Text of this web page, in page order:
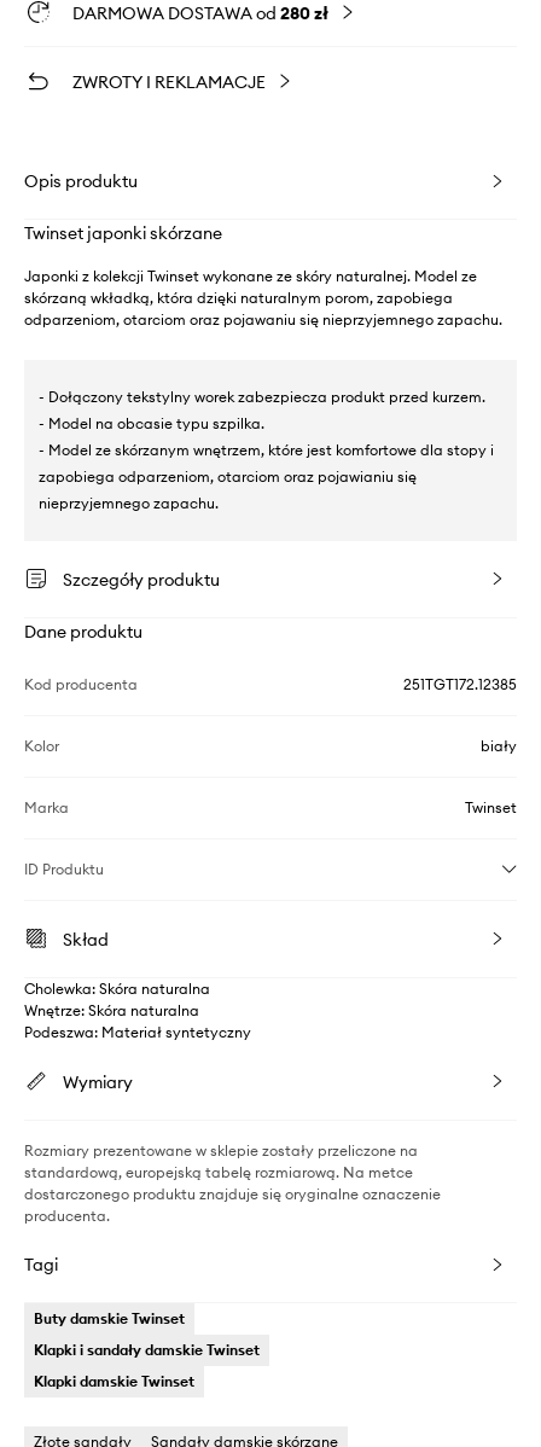
DARMOWA DOSTAWA od 280 zł
ZWROTY I REKLAMACJE
Opis produktu
Twinset japonki skórzane
Japonki z kolekcji Twinset wykonane ze skóry naturalnej. Model ze
skórzaną wkładką, która dzięki naturalnym porom, zapobiega
odparzeniom, otarciom oraz pojawaniu się nieprzyjemnego zapachu.
- Dołączony tekstylny worek zabezpiecza produkt przed kurzem.
- Model na obcasie typu szpilka.
- Model ze skórzanym wnętrzem, które jest komfortowe dla stopy i
zapobiega odparzeniom, otarciom oraz pojawianiu się
nieprzyjemnego zapachu.
Szczegóły produktu
Dane produktu
Kod producenta 251TGT172.12385
Kolor biały
Marka Twinset
ID Produktu
Skład
Cholewka: Skóra naturalna
Wnętrze: Skóra naturalna
Podeszwa: Materiał syntetyczny
Wymiary
Rozmiary prezentowane w sklepie zostały przeliczone na
standardową, europejską tabelę rozmiarową. Na metce
dostarczonego produktu znajduje się oryginalne oznaczenie
producenta.
Tagi
Buty damskie Twinset
Klapki i sandały damskie Twinset
Klapki damskie Twinset
Złote sandały Sandały damskie skórzane